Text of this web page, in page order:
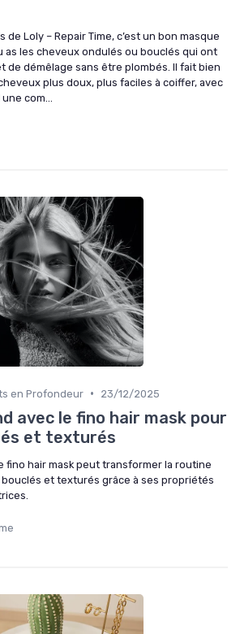
de Loly – Repair Time, c’est un bon masque
les cheveux ondulés ou bouclés qui ont
de démêlage sans être plombés. Il fait bien
plus doux, plus faciles à coiffer, avec
com...
en Profondeur • 23/12/2025
avec le fino hair mask pour
et texturés
fino hair mask peut transformer la routine
et texturés grâce à ses propriétés